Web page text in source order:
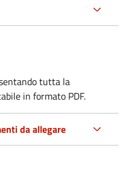
tutta la
in formato PDF.
da allegare